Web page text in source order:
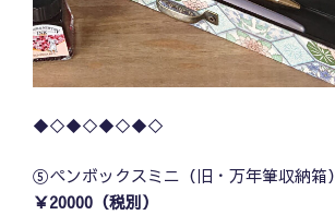
◆◇◆◇◆◇◆◇
⑤ペンボックスミニ（旧・万年筆収納箱）
￥20000（税別）